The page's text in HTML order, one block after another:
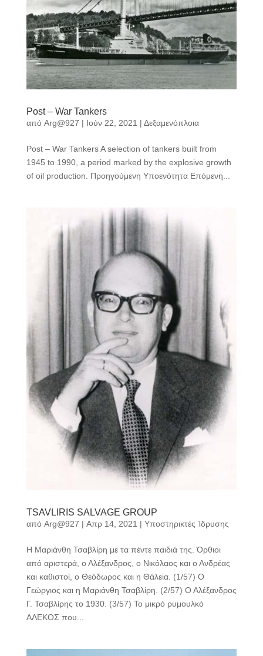
Post – War Tankers
από Arg@927 | Ιούν 22, 2021 | Δεξαμενόπλοια
Post – War Tankers A selection of tankers built from
1945 to 1990, a period marked by the explosive growth
of oil production. Προηγούμενη Υποενότητα Επόμενη...
TSAVLIRIS SALVAGE GROUP
από Arg@927 | Απρ 14, 2021 | Υποστηρικτές Ίδρυσης
Η Μαριάνθη Τσαβλίρη με τα πέντε παιδιά της. Όρθιοι
από αριστερά, ο Αλέξανδρος, ο Νικόλαος και ο Ανδρέας
και καθιστοί, ο Θεόδωρος και η Θάλεια. (1/57) Ο
Γεώργιος και η Μαριάνθη Τσαβλίρη. (2/57) Ο Αλέξανδρος
Γ. Τσαβλίρης το 1930. (3/57) Το μικρό ρυμουλκό
ΑΛΕΚΟΣ που...